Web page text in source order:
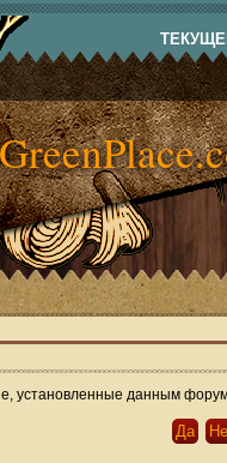
установленные данным